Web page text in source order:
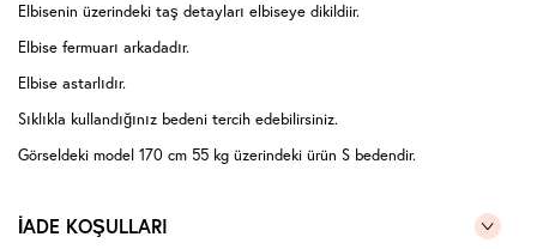
Elbisenin üzerindeki taş detayları elbiseye dikildiir.
Elbise fermuarı arkadadır.
Elbise astarlıdır.
Sıklıkla kullandığınız bedeni tercih edebilirsiniz.
Görseldeki model 170 cm 55 kg üzerindeki ürün S bedendir.
İADE KOŞULLARI